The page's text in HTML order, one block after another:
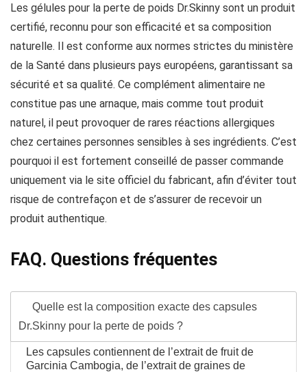
Les gélules pour la perte de poids Dr.Skinny sont un produit
certifié, reconnu pour son efficacité et sa composition
naturelle. Il est conforme aux normes strictes du ministère
de la Santé dans plusieurs pays européens, garantissant sa
sécurité et sa qualité. Ce complément alimentaire ne
constitue pas une arnaque, mais comme tout produit
naturel, il peut provoquer de rares réactions allergiques
chez certaines personnes sensibles à ses ingrédients. C’est
pourquoi il est fortement conseillé de passer commande
uniquement via le site officiel du fabricant, afin d’éviter tout
risque de contrefaçon et de s’assurer de recevoir un
produit authentique.
FAQ. Questions fréquentes
Quelle est la composition exacte des capsules
Dr.Skinny pour la perte de poids ?
Les capsules contiennent de l’extrait de fruit de
Garcinia Cambogia, de l’extrait de graines de